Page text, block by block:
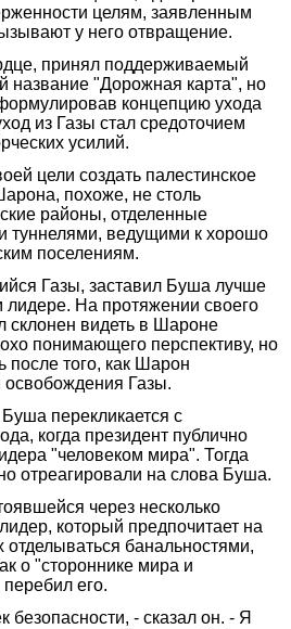
целям, заявленным
у него отвращение.
принял поддерживаемый
"Дорожная карта", но
концепцию ухода
из Газы стал средоточием
усилий.
цели создать палестинское
похоже, не столь
районы, отделенные
туннелями, ведущими к хорошо
поселениям.
Газы, заставил Буша лучше
лидере. На протяжении своего
склонен видеть в Шароне
понимающего перспективу, но
после того, как Шарон
Газы.
перекликается с
когда президент публично
"человеком мира". Тогда
отреагировали на слова Буша.
через несколько
который предпочитает на
банальностями,
о "стороннике мира и
его.
безопасности, - сказал он. - Я